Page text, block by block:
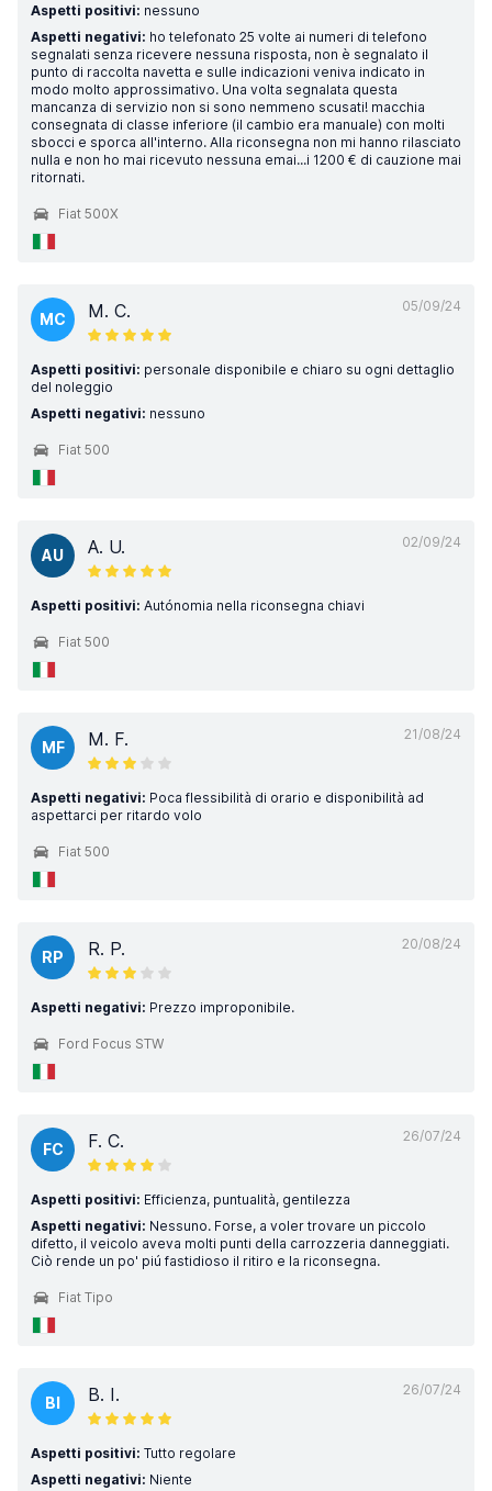
Aspetti positivi: nessuno
Aspetti negativi: ho telefonato 25 volte ai numeri di telefono
segnalati senza ricevere nessuna risposta, non è segnalato il
punto di raccolta navetta e sulle indicazioni veniva indicato in
modo molto approssimativo. Una volta segnalata questa
mancanza di servizio non si sono nemmeno scusati! macchia
consegnata di classe inferiore (il cambio era manuale) con molti
sbocci e sporca all'interno. Alla riconsegna non mi hanno rilasciato
nulla e non ho mai ricevuto nessuna emai...i 1200 € di cauzione mai
ritornati.
Fiat 500X
05/09/24
MC M. C.
Aspetti positivi: personale disponibile e chiaro su ogni dettaglio
del noleggio
Aspetti negativi: nessuno
Fiat 500
02/09/24
AU A. U.
Aspetti positivi: Autónomia nella riconsegna chiavi
Fiat 500
21/08/24
MF M. F.
Aspetti negativi: Poca flessibilità di orario e disponibilità ad
aspettarci per ritardo volo
Fiat 500
20/08/24
RP R. P.
Aspetti negativi: Prezzo improponibile.
Ford Focus STW
26/07/24
FC F. C.
Aspetti positivi: Efficienza, puntualità, gentilezza
Aspetti negativi: Nessuno. Forse, a voler trovare un piccolo
difetto, il veicolo aveva molti punti della carrozzeria danneggiati.
Ciò rende un po' piú fastidioso il ritiro e la riconsegna.
Fiat Tipo
26/07/24
BI B. I.
Aspetti positivi: Tutto regolare
Aspetti negativi: Niente